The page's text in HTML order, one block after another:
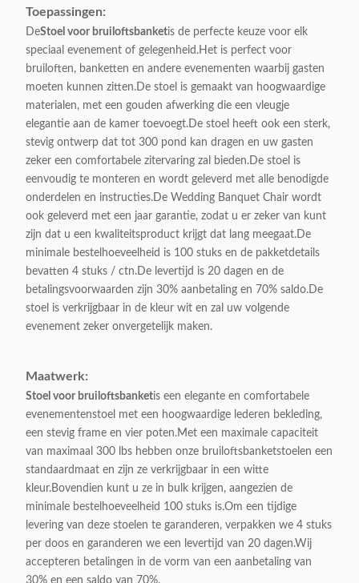
Toepassingen:
DeStoel voor bruiloftsbanketis de perfecte keuze voor elk
speciaal evenement of gelegenheid.Het is perfect voor
bruiloften, banketten en andere evenementen waarbij gasten
moeten kunnen zitten.De stoel is gemaakt van hoogwaardige
materialen, met een gouden afwerking die een vleugje
elegantie aan de kamer toevoegt.De stoel heeft ook een sterk,
stevig ontwerp dat tot 300 pond kan dragen en uw gasten
zeker een comfortabele zitervaring zal bieden.De stoel is
eenvoudig te monteren en wordt geleverd met alle benodigde
onderdelen en instructies.De Wedding Banquet Chair wordt
ook geleverd met een jaar garantie, zodat u er zeker van kunt
zijn dat u een kwaliteitsproduct krijgt dat lang meegaat.De
minimale bestelhoeveelheid is 100 stuks en de pakketdetails
bevatten 4 stuks / ctn.De levertijd is 20 dagen en de
betalingsvoorwaarden zijn 30% aanbetaling en 70% saldo.De
stoel is verkrijgbaar in de kleur wit en zal uw volgende
evenement zeker onvergetelijk maken.
Maatwerk:
Stoel voor bruiloftsbanketis een elegante en comfortabele
evenementenstoel met een hoogwaardige lederen bekleding,
een stevig frame en vier poten.Met een maximale capaciteit
van maximaal 300 lbs hebben onze bruiloftsbanketstoelen een
standaardmaat en zijn ze verkrijgbaar in een witte
kleur.Bovendien kunt u ze in bulk krijgen, aangezien de
minimale bestelhoeveelheid 100 stuks is.Om een ​​tijdige
levering van deze stoelen te garanderen, verpakken we 4 stuks
per doos en garanderen we een levertijd van 20 dagen.Wij
accepteren betalingen in de vorm van een aanbetaling van
30% en een saldo van 70%.